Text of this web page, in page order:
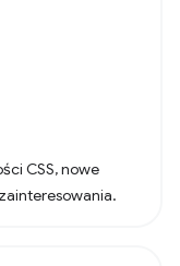
CSS, nowe